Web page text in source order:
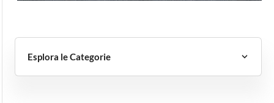
Esplora le Categorie